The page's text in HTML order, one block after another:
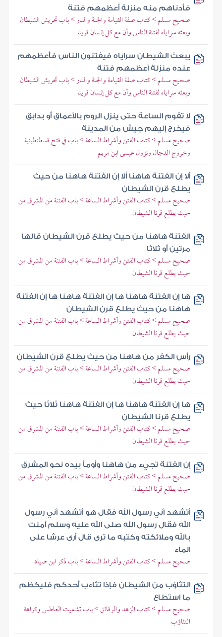
فأدناهم منه منزلة أعظمهم فتنة
صحيح مسلم > كتاب صفة القيامة والجنة والنار > باب تحريش الشيطان
وبعثه سراياه لفتنة الناس وأن مع كل إنسان قرينا
يبعث الشيطان سراياه فيفتنون الناس فأعظمهم
عنده منزلة أعظمهم فتنة
صحيح مسلم > كتاب صفة القيامة والجنة والنار > باب تحريش الشيطان
وبعثه سراياه لفتنة الناس وأن مع كل إنسان قرينا
لا تقوم الساعة حتى ينزل الروم بالأعماق أو بدابق
فيخرج إليهم جيش من المدينة
صحيح مسلم > كتاب الفتن وأشراط الساعة > باب في فتح قسطنطينية
وخروج الدجال ونزول عيسى ابن مريم
ألا إن الفتنة هاهنا ألا إن الفتنة هاهنا من حيث
يطلع قرن الشيطان
صحيح مسلم > كتاب الفتن وأشراط الساعة > باب الفتنة من المشرق من
حيث يطلع قرنا الشيطان
الفتنة هاهنا من حيث يطلع قرن الشيطان قالها
مرتين أو ثلاثا
صحيح مسلم > كتاب الفتن وأشراط الساعة > باب الفتنة من المشرق من
حيث يطلع قرنا الشيطان
ها إن الفتنة هاهنا ها إن الفتنة هاهنا ها إن الفتنة
هاهنا من حيث يطلع قرن الشيطان
صحيح مسلم > كتاب الفتن وأشراط الساعة > باب الفتنة من المشرق من
حيث يطلع قرنا الشيطان
رأس الكفر من هاهنا من حيث يطلع قرن الشيطان
صحيح مسلم > كتاب الفتن وأشراط الساعة > باب الفتنة من المشرق من
حيث يطلع قرنا الشيطان
ها إن الفتنة هاهنا ها إن الفتنة هاهنا ثلاثا حيث
يطلع قرنا الشيطان
صحيح مسلم > كتاب الفتن وأشراط الساعة > باب الفتنة من المشرق من
حيث يطلع قرنا الشيطان
إن الفتنة تجيء من هاهنا وأومأ بيده نحو المشرق
صحيح مسلم > كتاب الفتن وأشراط الساعة > باب الفتنة من المشرق من
حيث يطلع قرنا الشيطان
أتشهد أني رسول الله فقال هو أتشهد أني رسول
الله فقال رسول الله صلى الله عليه وسلم آمنت
بالله وملائكته وكتبه ما ترى قال أرى عرشا على
الماء
صحيح مسلم > كتاب الفتن وأشراط الساعة > باب ذكر ابن صياد
التثاؤب من الشيطان فإذا تثاءب أحدكم فليكظم
ما استطاع
صحيح مسلم > كتاب الزهد والرقائق > باب تشميت العاطس وكراهة
التثاؤب